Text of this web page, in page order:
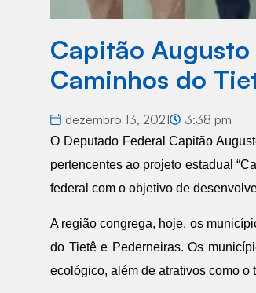
Capitão
Caminhos do
dezembro 13, 2021 3:38 pm
O Deputado Federal Capitão
pertencentes ao projeto estadual
federal com o objetivo de
A região congrega, hoje, os
do Tietê e Pederneiras. Os
ecológico, além de atrativos como o